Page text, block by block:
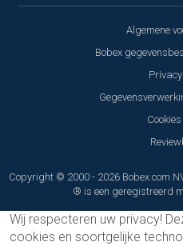
Algemene
Bobex
Copyright © 2000 - 2026 Bobex.com
® is een geregistreerd
Wij respecteren uw privacy!
cookies en soortgelijke